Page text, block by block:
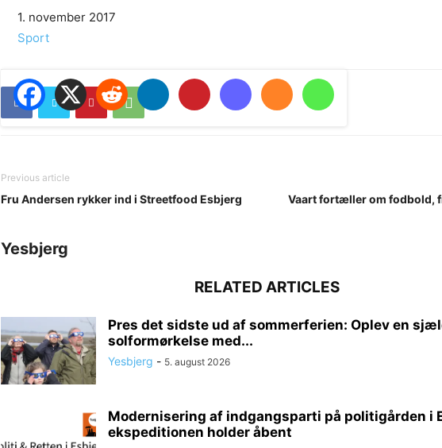
Date
1. november 2017
In relation to
Sport
Previous article
Fru Andersen rykker ind i Streetfood Esbjerg Vaart fortæller om fodbold,
Yesbjerg
RELATED ARTICLES
Pres det sidste ud af sommerferien: Oplev en
solformørkelse med...
Yesbjerg - 5. august 2026
Modernisering af indgangsparti på politigården i
ekspeditionen holder åbent